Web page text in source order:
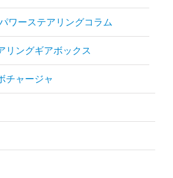
ワーステアリングコラム
リングギアボックス
チャージャ